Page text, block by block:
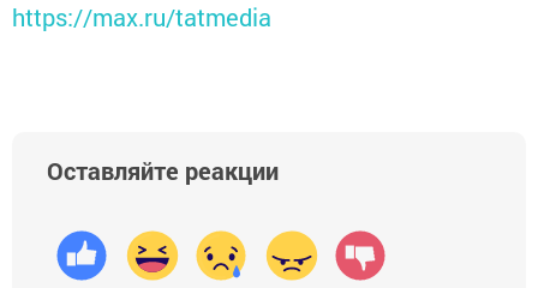
https://max.ru/tatmedia
Оставляйте реакции